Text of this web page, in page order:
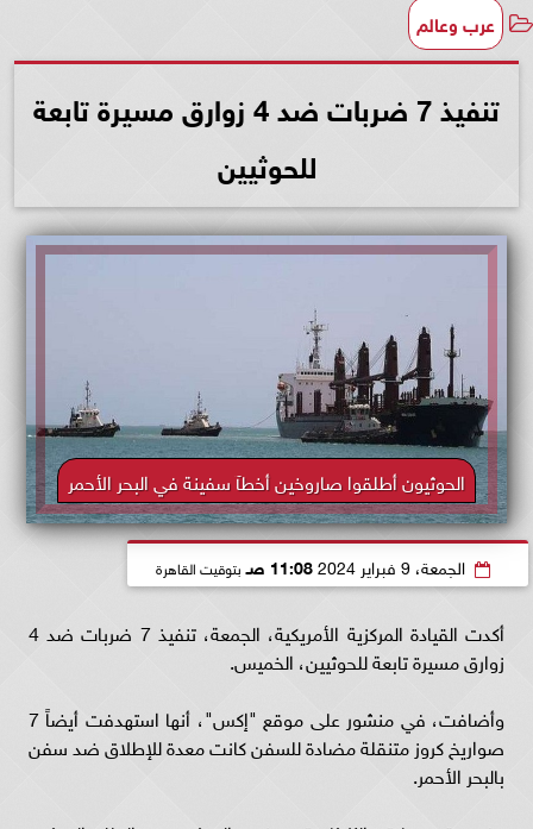
عرب وعالم
تنفيذ 7 ضربات ضد 4 زوارق مسيرة تابعة
للحوثيين
الحوثيون أطلقوا صاروخين أخطآ سفينة في البحر الأحمر
الجمعة، 9 فبراير 2024 11:08 صـ بتوقيت القاهرة
أكدت القيادة المركزية الأمريكية، الجمعة، تنفيذ 7 ضربات ضد 4
زوارق مسيرة تابعة للحوثيين، الخميس.
وأضافت، في منشور على موقع "إكس"، أنها استهدفت أيضاً 7
صواريخ كروز متنقلة مضادة للسفن كانت معدة للإطلاق ضد سفن
بالبحر الأحمر.